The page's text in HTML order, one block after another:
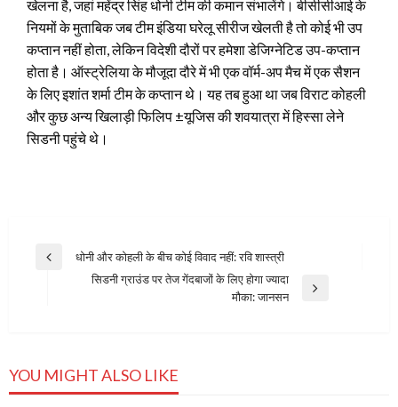
खेलना है, जहां महेंद्र सिंह धोनी टीम की कमान संभालेंगे। बीसीसीआई के
नियमों के मुताबिक जब टीम इंडिया घरेलू सीरीज खेलती है तो कोई भी उप
कप्तान नहीं होता, लेकिन विदेशी दौरों पर हमेशा डेजिग्नेटिड उप-कप्तान
होता है। ऑस्ट्रेलिया के मौजूदा दौरे में भी एक वॉर्म-अप मैच में एक सैशन
के लिए इशांत शर्मा टीम के कप्तान थे। यह तब हुआ था जब विराट कोहली
और कुछ अन्य खिलाड़ी फिलिप ±यूजिस की शवयात्रा में हिस्सा लेने
सिडनी पहुंचे थे।
Post
navigation
Previous
धोनी और कोहली के बीच कोई विवाद नहीं: रवि शास्‍त्री
सिडनी ग्राउंड पर तेज गेंदबाजों के लिए होगा ज्यादा
मौका: जानसन
YOU MIGHT ALSO LIKE